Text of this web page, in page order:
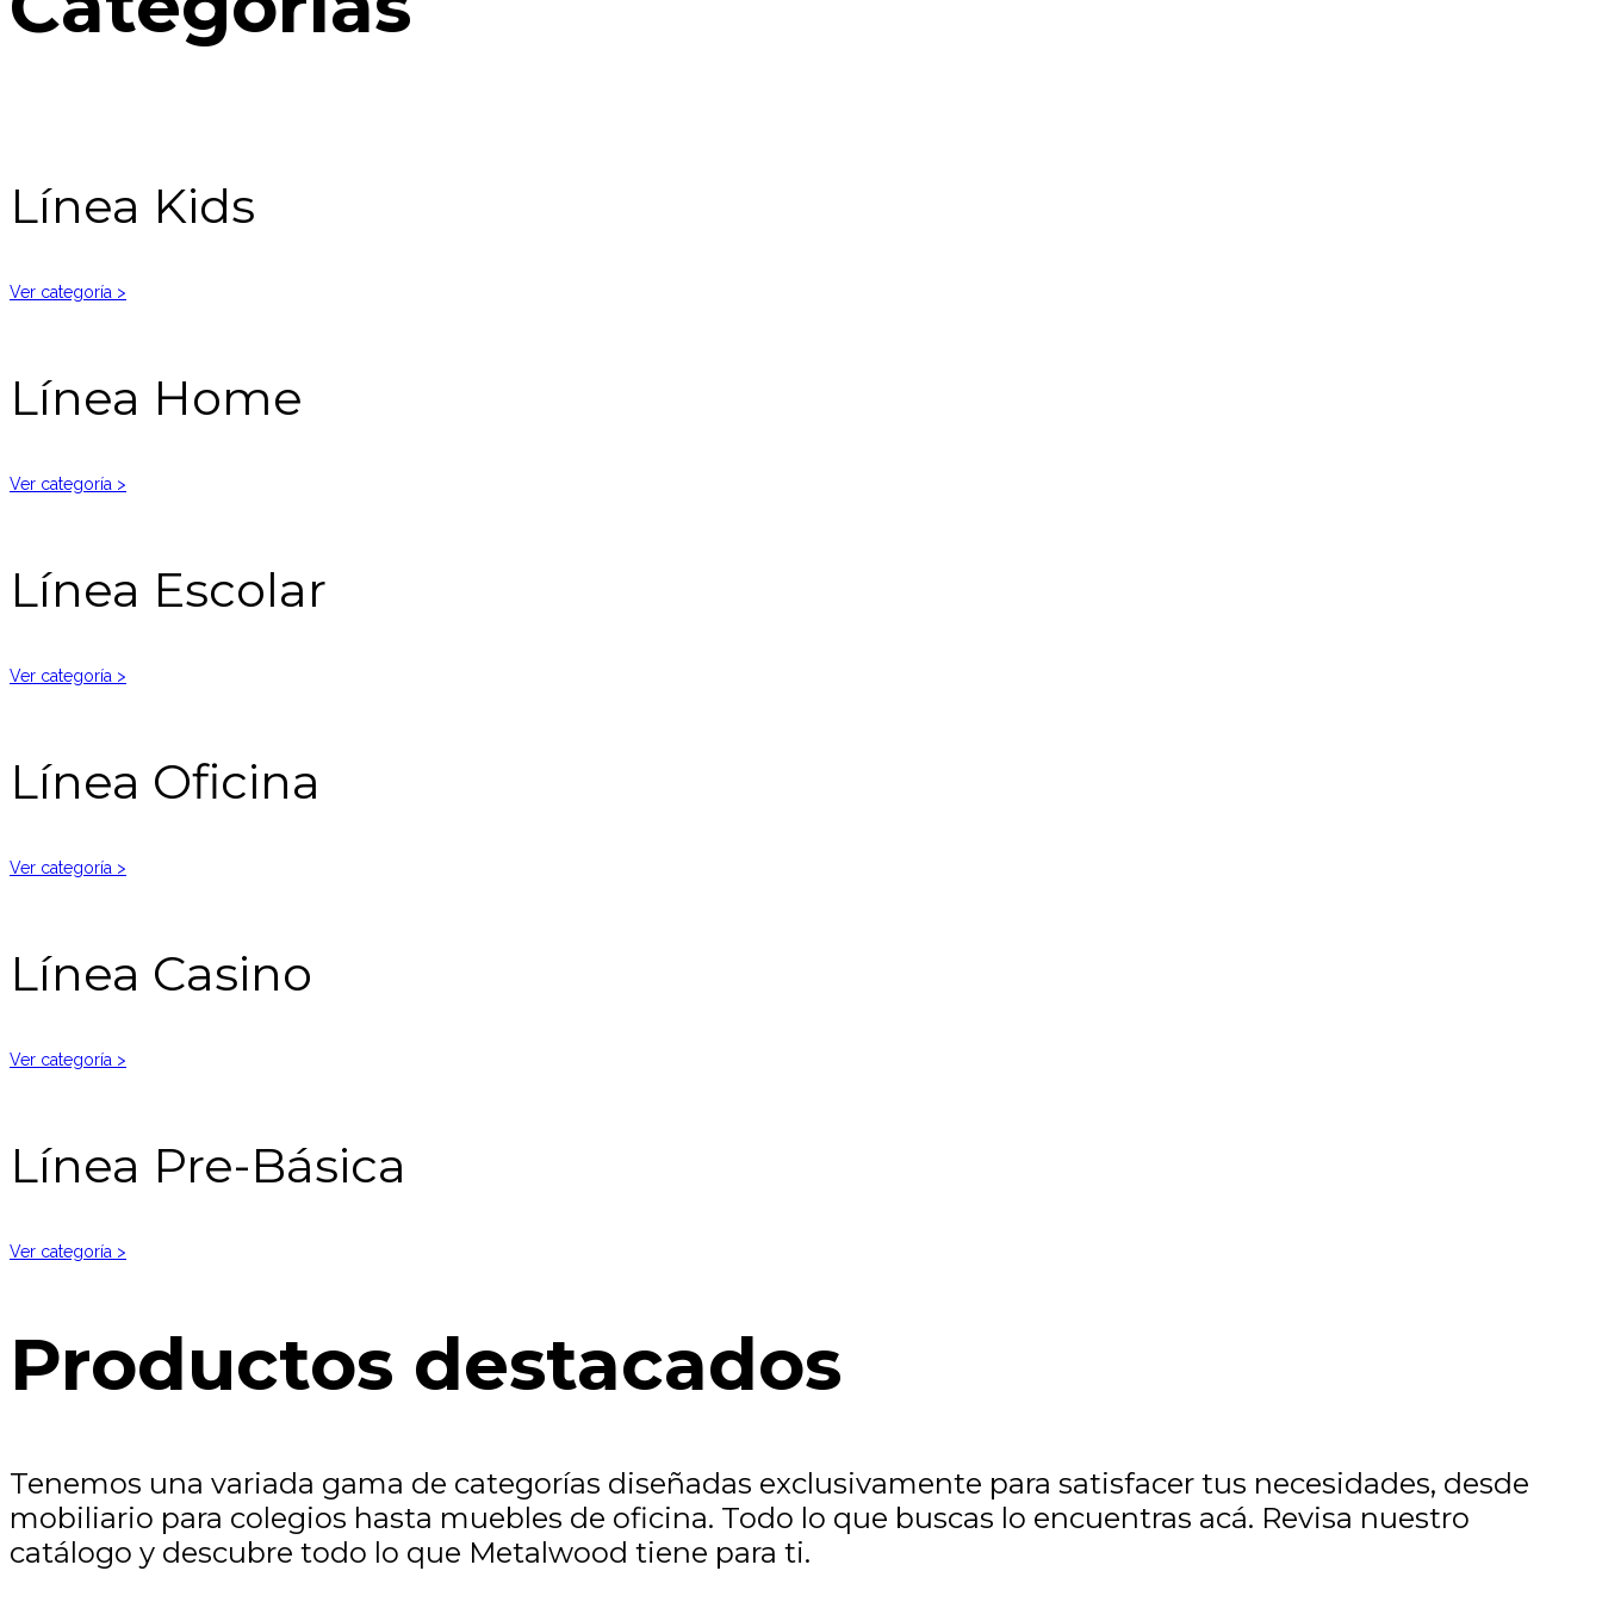
Línea Kids
Ver categoría >
Línea Home
Ver categoría >
Línea Escolar
Ver categoría >
Línea Oficina
Ver categoría >
Línea Casino
Ver categoría >
Línea Pre-Básica
Ver categoría >
Productos destacados
Tenemos una variada gama de categorías diseñadas exclusivamente para satisfacer tus necesidades, desde
mobiliario para colegios hasta muebles de oficina. Todo lo que buscas lo encuentras acá. Revisa nuestro
catálogo y descubre todo lo que Metalwood tiene para ti.